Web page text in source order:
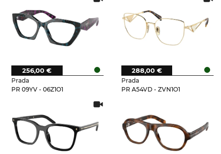
Prada
PR 09YV - 06Z1O1
256,00 €
Prada
PR A54VD - ZVN1O1
288,00 €